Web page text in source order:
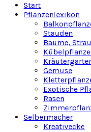
Start
Pflanzenlexikon
Stauden
Bäume,
Gemüse
Exotische
Rasen
Selbermacher
Kreativecke